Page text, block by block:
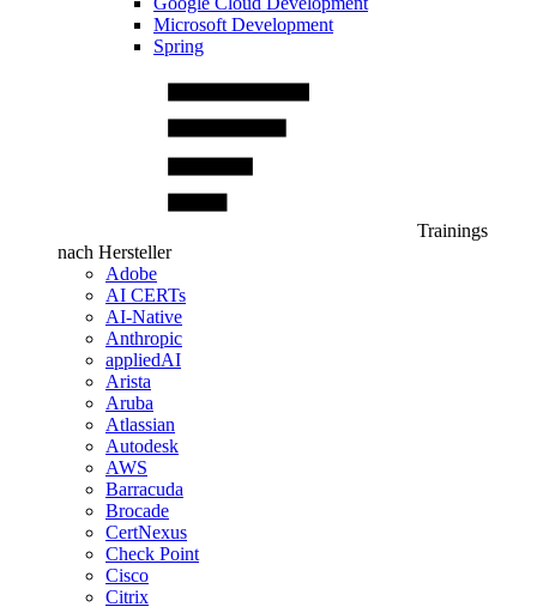
Microsoft Development
Spring
Trainings
nach Hersteller
Adobe
AI CERTs
AI-Native
Anthropic
appliedAI
Arista
Aruba
Atlassian
Autodesk
AWS
Barracuda
Brocade
CertNexus
Check Point
Cisco
Citrix